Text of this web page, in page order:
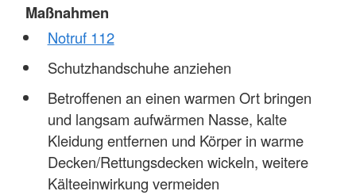
Maßnahmen
Notruf 112
Schutzhandschuhe anziehen
Betroffenen an einen warmen Ort bringen
und langsam aufwärmen Nasse, kalte
Kleidung entfernen und Körper in warme
Decken/Rettungsdecken wickeln, weitere
Kälteeinwirkung vermeiden